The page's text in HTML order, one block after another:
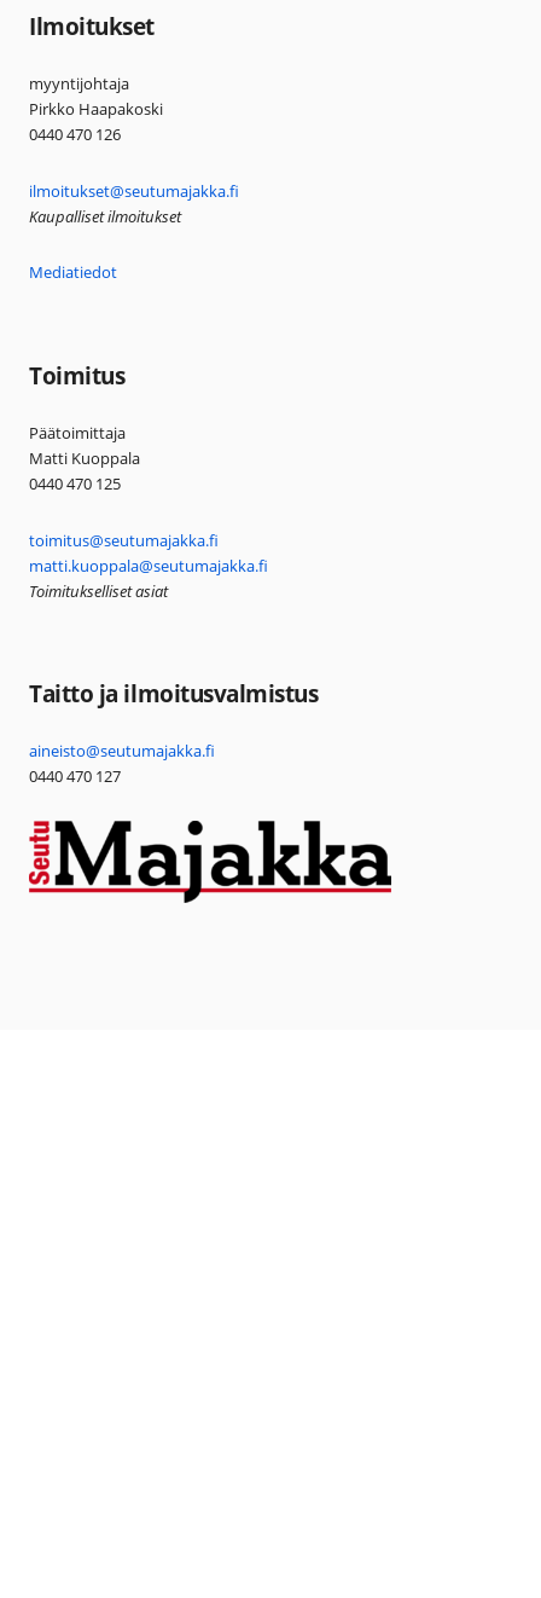
Ilmoitukset
myyntijohtaja
Pirkko Haapakoski
0440 470 126
ilmoitukset@seutumajakka.fi
Kaupalliset ilmoitukset
Mediatiedot
Toimitus
Päätoimittaja
Matti Kuoppala
0440 470 125
toimitus@seutumajakka.fi
matti.kuoppala@seutumajakka.fi
Toimitukselliset asiat
Taitto ja ilmoitusvalmistus
aineisto@seutumajakka.fi
0440 470 127